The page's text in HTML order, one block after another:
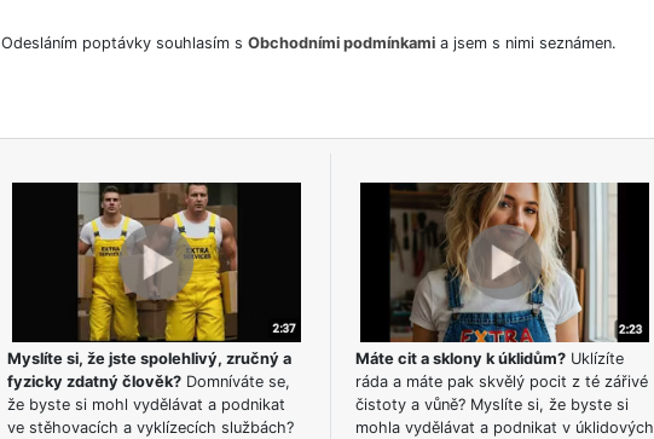
Odesláním poptávky souhlasím s Obchodními podmínkamia jsem s nimi seznámen.
Myslíte si, že jste spolehlivý, zručný a
fyzicky zdatný člověk?Domníváte se,
že byste si mohl vydělávat a podnikat
ve stěhovacích a vyklízecích službách?
Máte cit a sklony k úklidům?Uklízíte
ráda a máte pak skvělý pocit z té zářivé
čistoty a vůně? Myslíte si, že byste si
mohla vydělávat a podnikat v úklidových